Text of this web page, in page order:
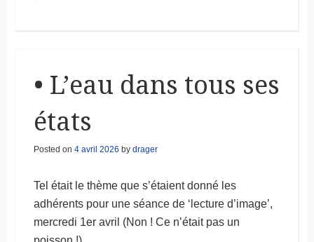
• L’eau dans tous ses
états
Posted on 4 avril 2026 by drager
Tel était le thème que s’étaient donné les
adhérents pour une séance de ‘lecture d’image’,
mercredi 1er avril (Non ! Ce n’était pas un